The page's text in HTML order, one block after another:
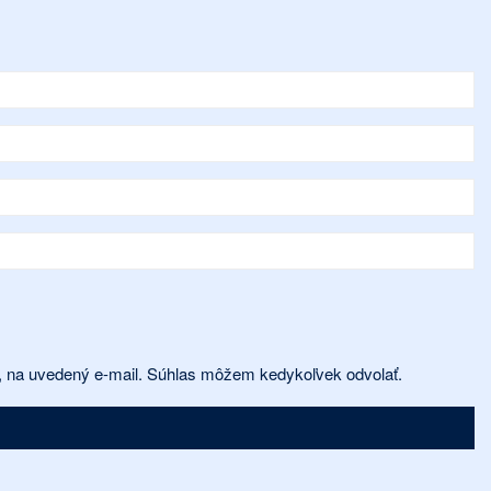
uvedený e-mail. Súhlas môžem kedykoľvek odvolať.